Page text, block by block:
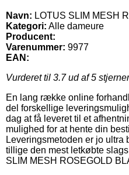
Navn: LOTUS SLIM MESH
Kategori: Alle dameure
Producent:
Varenummer: 9977
EAN:
Vurderet til 3.7ud af 5
En lang række online
del forskellige
dag at få leveret til et
mulighed for at hente din
Leveringsmetoden er jo ultra
tillige den mest letkøbte
SLIM MESH ROSEGOLD